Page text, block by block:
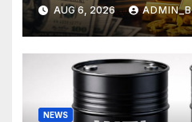
AUG 6, 2026
NEWS